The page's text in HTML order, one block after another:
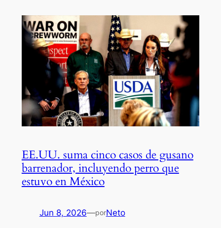
EE.UU. suma cinco casos de gusano
barrenador, incluyendo perro que
estuvo en México
Jun 8, 2026—porNeto